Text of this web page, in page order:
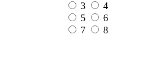
3
4
5
6
7
8